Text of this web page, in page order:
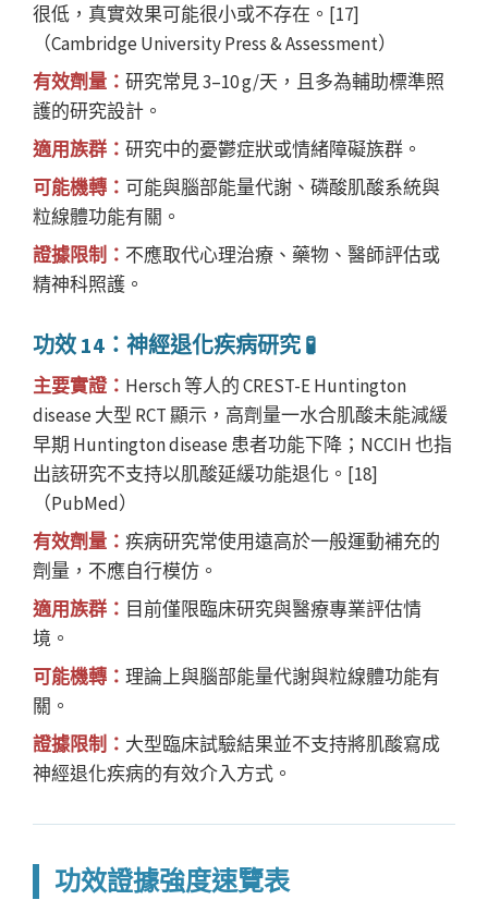
很低，真實效果可能很小或不存在。[17]
（Cambridge University Press & Assessment）
有效劑量： 研究常見 3–10 g/天，且多為輔助標準照
護的研究設計。
適用族群： 研究中的憂鬱症狀或情緒障礙族群。
可能機轉： 可能與腦部能量代謝、磷酸肌酸系統與
粒線體功能有關。
證據限制： 不應取代心理治療、藥物、醫師評估或
精神科照護。
功效 14：神經退化疾病研究 🧪
主要實證： Hersch 等人的 CREST-E Huntington
disease 大型 RCT 顯示，高劑量一水合肌酸未能減緩
早期 Huntington disease 患者功能下降；NCCIH 也指
出該研究不支持以肌酸延緩功能退化。[18]
（PubMed）
有效劑量： 疾病研究常使用遠高於一般運動補充的
劑量，不應自行模仿。
適用族群： 目前僅限臨床研究與醫療專業評估情
境。
可能機轉： 理論上與腦部能量代謝與粒線體功能有
關。
證據限制： 大型臨床試驗結果並不支持將肌酸寫成
神經退化疾病的有效介入方式。
功效證據強度速覽表